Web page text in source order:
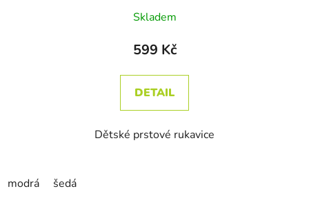
Skladem
599 Kč
DETAIL
Dětské prstové rukavice
modrá šedá